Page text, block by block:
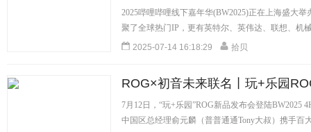
级现场
2025哔哩哔哩线下嘉年华(BW2025)正在上海盛大
聚了全球热门IP，更有英特尔、英伟达、联想、机
等...
[详细]
2025-07-14 16:18:29 拾贝
ROG×初音未来联名丨玩+乐园
7月12日，“玩+乐园”ROG新品发布会登陆BW2025
中国区总经理俞元麟（普普通通Tony大叔）携手百